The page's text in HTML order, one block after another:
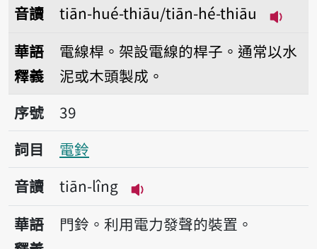
音讀
tiān-hué-thiāu/tiān-hé-thiāu
華語
釋義
電線桿。架設電線的桿子。通常以水
泥或木頭製成。
序號39電鈴
序號
39
詞目
電鈴
音讀
tiān-lîng
播放音讀tiān-lîng
華語
門鈴。利用電力發聲的裝置。